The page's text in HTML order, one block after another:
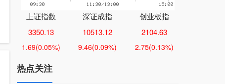
上证指数
3350.13
1.69(0.05%)
深证成指
10513.12
9.46(0.09%)
创业板指
2104.63
2.75(0.13%)
热点关注